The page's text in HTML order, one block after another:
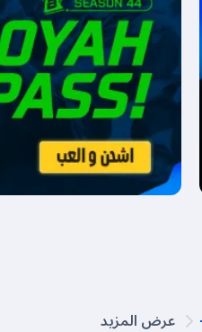
عرض المزيد